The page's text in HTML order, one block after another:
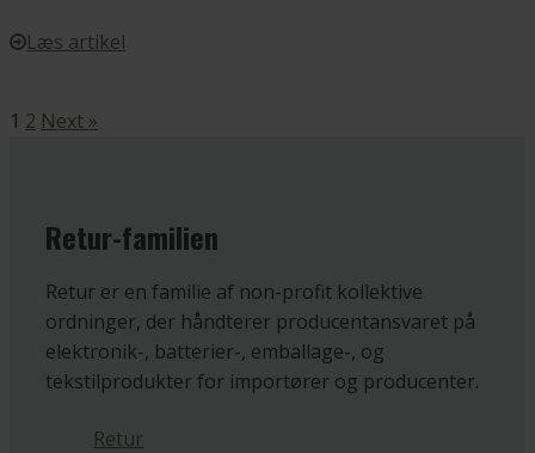
Læs artikel
1 2 Next »
Retur-familien
Retur er en familie af non-profit kollektive
ordninger, der håndterer producentansvaret på
elektronik-, batterier-, emballage-, og
tekstilprodukter for importører og producenter.
Retur